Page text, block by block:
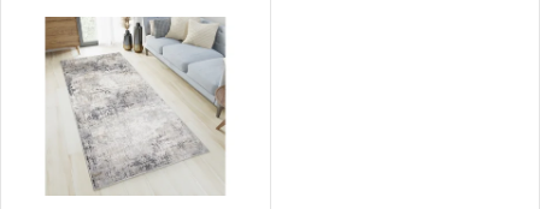
Materiál je odolný vůči oděru i...